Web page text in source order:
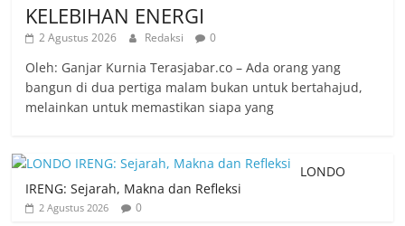
KELEBIHAN ENERGI
2 Agustus 2026 Redaksi 0
Oleh: Ganjar Kurnia Terasjabar.co – Ada orang yang
bangun di dua pertiga malam bukan untuk bertahajud,
melainkan untuk memastikan siapa yang
LONDO
IRENG: Sejarah, Makna dan Refleksi
2 Agustus 2026 0